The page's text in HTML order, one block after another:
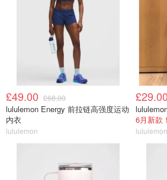
£49.00 £68.00
lululemon Energy 前拉链高强度运动
内衣
lululemon
£29.00
6月新款
lululemon